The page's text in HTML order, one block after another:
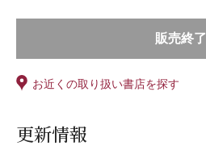
販売終了
お近くの取り扱い書店を探す
更新情報